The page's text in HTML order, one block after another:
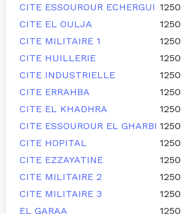
CITE ESSOUROUR ECHERGUI 1250
CITE EL OULJA
1250
CITE MILITAIRE 1
1250
CITE HUILLERIE
1250
CITE INDUSTRIELLE
1250
CITE ERRAHBA
1250
CITE EL KHADHRA
1250
CITE ESSOUROUR EL GHARBI 1250
CITE HOPITAL
1250
CITE EZZAYATINE
1250
CITE MILITAIRE 2
1250
CITE MILITAIRE 3
1250
EL GARAA
1250